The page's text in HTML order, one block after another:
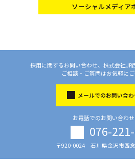
ソーシャルメディア
採用に関するお問い合わせ、株式会社JR
ご相談・ご質問はお気軽に
メールでのお問い合
お電話でのお問い合わ
076-
〒920-0024 石川県金沢市西